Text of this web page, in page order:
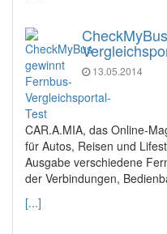
13.05.2014
CAR.A.MIA, das Online-
für Autos, Reisen und
Ausgabe verschiedene
der Verbindungen,
[...]